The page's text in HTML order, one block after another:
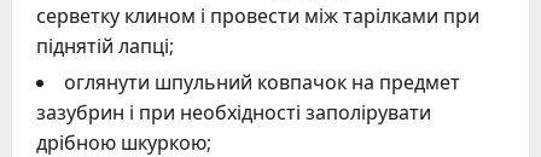
серветку клином і провести між тарілками при
піднятій лапці;
оглянути шпульний ковпачок на предмет
зазубрин і при необхідності заполірувати
дрібною шкуркою;